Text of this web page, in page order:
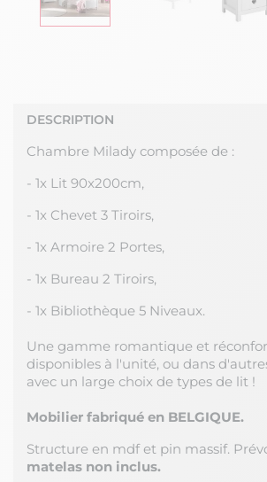
DESCRIPTION
Chambre Milady composée de :
- 1x Lit 90x200cm,
- 1x Chevet 3 Tiroirs,
- 1x Armoire 2 Portes,
- 1x Bureau 2 Tiroirs,
- 1x Bibliothèque 5 Niveaux.
Une gamme romantique et
disponibles à l'unité, ou dans
avec un large choix de types de lit !
Mobilier fabriqué en BELGIQUE.
Structure en mdf et pin massif.
matelas non inclus.